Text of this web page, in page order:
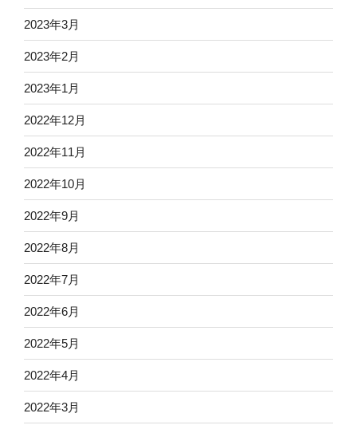
2023年3月
2023年2月
2023年1月
2022年12月
2022年11月
2022年10月
2022年9月
2022年8月
2022年7月
2022年6月
2022年5月
2022年4月
2022年3月